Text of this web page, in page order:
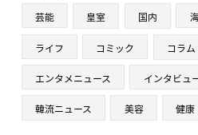
芸能 皇室 国内
ライフ コミック コラム
エンタメニュース インタビュ
韓流ニュース 美容 健康